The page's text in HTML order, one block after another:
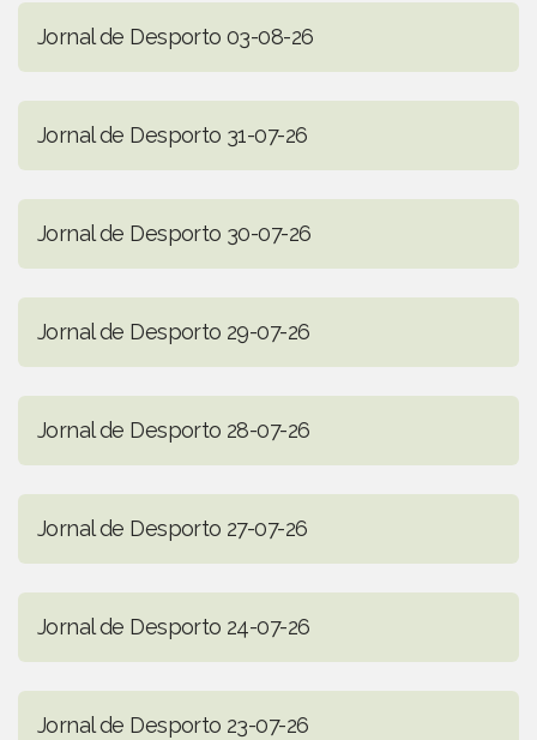
Jornal de Desporto 03-08-26
Jornal de Desporto 31-07-26
Jornal de Desporto 30-07-26
Jornal de Desporto 29-07-26
Jornal de Desporto 28-07-26
Jornal de Desporto 27-07-26
Jornal de Desporto 24-07-26
Jornal de Desporto 23-07-26